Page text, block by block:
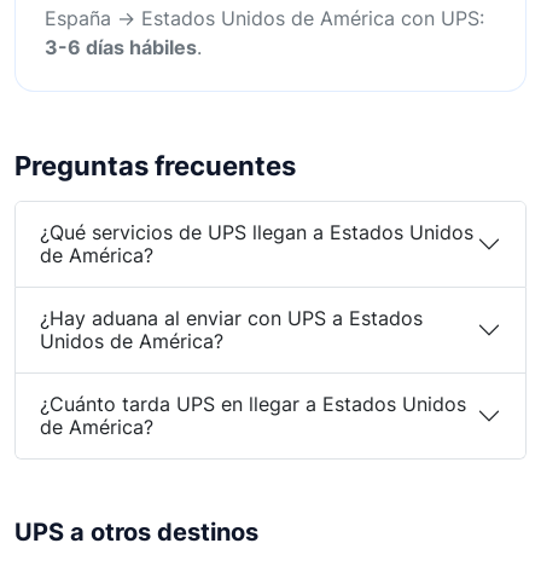
España → Estados Unidos de América con UPS:
3-6 días hábiles.
Preguntas frecuentes
¿Qué servicios de UPS llegan a Estados Unidos
de América?
¿Hay aduana al enviar con UPS a Estados
Unidos de América?
¿Cuánto tarda UPS en llegar a Estados Unidos
de América?
UPS a otros destinos